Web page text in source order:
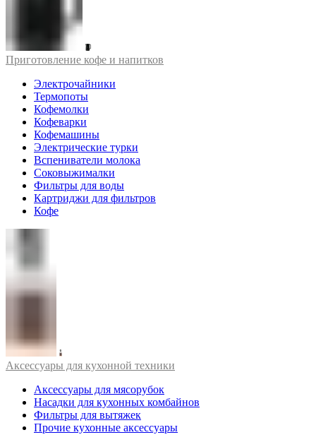
Приготовление кофе и напитков
Электрочайники
Термопоты
Кофемолки
Кофеварки
Кофемашины
Электрические турки
Вспениватели молока
Соковыжималки
Фильтры для воды
Картриджи для фильтров
Кофе
Аксессуары для кухонной техники
Аксессуары для мясорубок
Насадки для кухонных комбайнов
Фильтры для вытяжек
Прочие кухонные аксессуары